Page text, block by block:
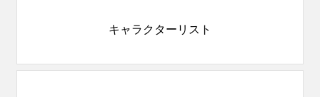
キャラクターリスト